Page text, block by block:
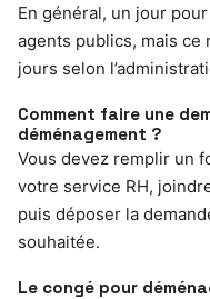
En général, un jour
agents publics, mais ce
jours selon
Comment faire une
déménagement ?
Vous devez remplir un
votre service RH,
puis déposer la
souhaitée.
Le congé pour